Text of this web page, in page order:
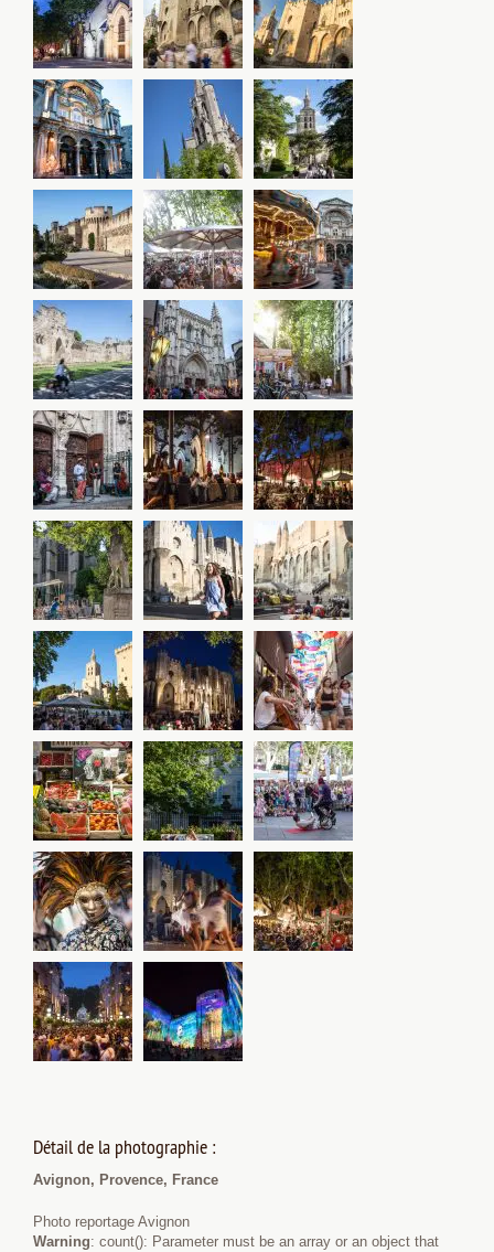
Détail de la photographie :
Avignon, Provence, France
Photo reportage Avignon
Warning: count(): Parameter must be an array or an object that